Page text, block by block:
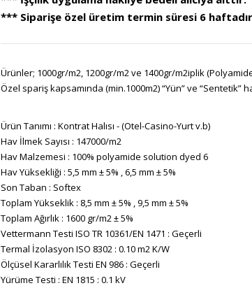
*** Siparişe özel üretim termin süresi 6
Ürünler; 1000gr/m2, 1200gr/m2 ve 1400gr/m2iplik
Özel spariş kapsamında (min.1000m2) “Yün” ve
Ürün Tanımı : Kontrat Halısı - (Otel-Casino-Yurt v.b)
Hav İlmek Sayısı : 147000/m2
Hav Malzemesi : 100% polyamide solution dyed 6
Hav Yüksekliği : 5,5 mm ± 5% , 6,5 mm ± 5%
Son Taban : Softex
Toplam Yükseklik : 8,5 mm ± 5% , 9,5 mm ± 5%
Toplam Ağırlık : 1600 gr/m2 ± 5%
Vettermann Testi ISO TR 10361/EN 1471 : Geçerli
Termal İzolasyon ISO 8302 : 0.10 m2 K/W
Ölçüsel Kararlılık Testi EN 986 : Geçerli
Yürüme Testi : EN 1815 : 0.1 kV